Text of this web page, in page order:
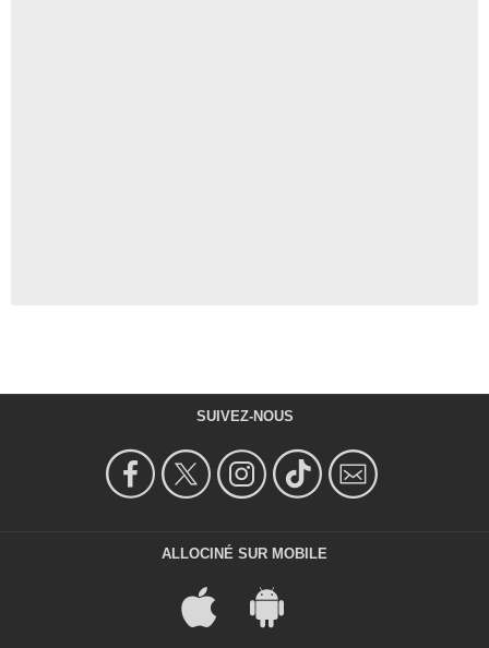
SUIVEZ-NOUS
ALLOCINÉ SUR MOBILE